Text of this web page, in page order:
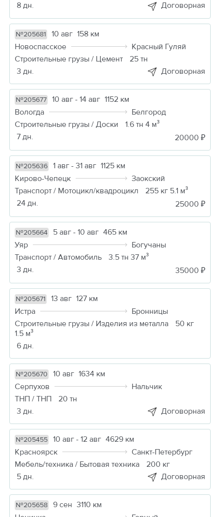
8 дн.
Договорная
№205681 10 авг 158 км
Новоспасское
Красный Гуляй
Строительные грузы / Цемент
25 тн
3 дн.
Договорная
№205677 10 авг - 14 авг 1152 км
Вологда
Белгород
Строительные грузы / Доски
1.6 тн 4 м³
7 дн.
20000 ₽
№205636 1 авг - 31 авг 1125 км
Кирово-Чепецк
Заокский
Транспорт / Мотоцикл/квадроцикл
255 кг 5.1 м³
24 дн.
25000 ₽
№205664 5 авг - 10 авг 465 км
Уяр
Богучаны
Транспорт / Автомобиль
3.5 тн 37 м³
3 дн.
35000 ₽
№205671 13 авг 127 км
Истра
Бронницы
Строительные грузы / Изделия из металла
50 кг
1.5 м³
6 дн.
№205670 10 авг 1634 км
Серпухов
Нальчик
ТНП / ТНП
20 тн
3 дн.
Договорная
№205455 10 авг - 12 авг 4629 км
Красноярск
Санкт-Петербург
Мебель/техника / Бытовая техника
200 кг
5 дн.
Договорная
№205658 9 сен 3110 км